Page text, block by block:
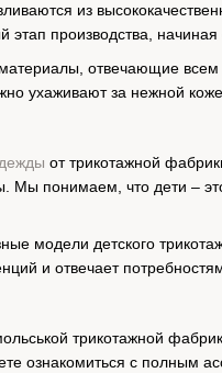
из
производства,
отвечающие
ухаживают за нежной
от трикотажной
Мы понимаем, что дети –
модели детского
и отвечает
трикотажной
ознакомиться с полным